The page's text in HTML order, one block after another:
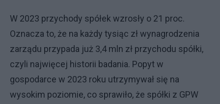
W 2023 przychody spółek wzrosły o 21 proc.
Oznacza to, że na każdy tysiąc zł wynagrodzenia
zarządu przypada już 3,4 mln zł przychodu spółki,
czyli najwięcej historii badania. Popyt w
gospodarce w 2023 roku utrzymywał się na
wysokim poziomie, co sprawiło, że spółki z GPW